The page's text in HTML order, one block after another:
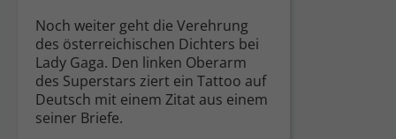
Noch weiter geht die Verehrung
des österreichischen Dichters bei
Lady Gaga. Den linken Oberarm
des Superstars ziert ein Tattoo auf
Deutsch mit einem Zitat aus einem
seiner Briefe.